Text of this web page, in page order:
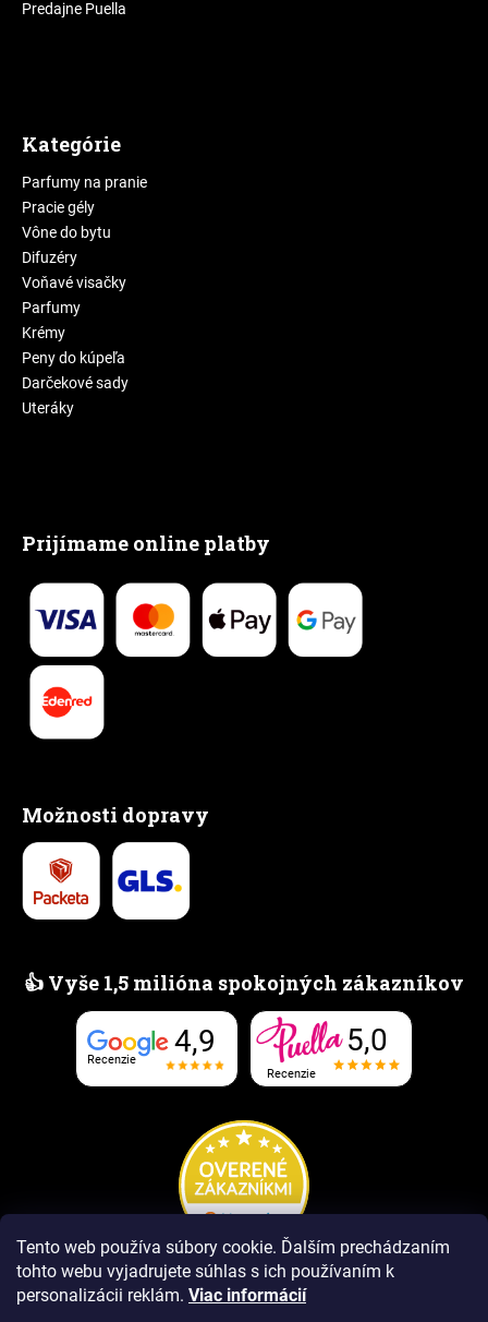
Tento web používa súbory cookie. Ďalším prechádzaním
tohto webu vyjadrujete súhlas s ich používaním k
personalizácii reklám. Viac informácií
Predajne Puella
Kategórie
Parfumy na pranie
Pracie gély
Vône do bytu
Difuzéry
Voňavé visačky
Parfumy
Krémy
Peny do kúpeľa
Darčekové sady
Uteráky
Prijímame online platby
Možnosti dopravy
👍 Vyše 1,5 milióna spokojných zákazníkov
Recenzie
4,9
Recenzie
5,0